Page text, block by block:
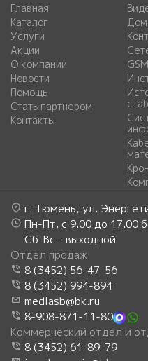
Главная
Каталог
Услуги
Акции
О компании
Новости
Помощь
Стать партнером
Контакты
г. Тюмень, ул.
Пн-Пт. с 9.00 до 17.00
Сб-Вс - выходной
Отдел продаж
8 (3452) 56-47-56
8 (3452) 994-894
mediasb@bk.ru
8-908-871-11-80
Коммерческий отдел и
8 (3452) 61-89-79